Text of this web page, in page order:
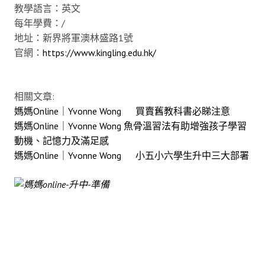
教學語言：英文
每年學費：/
地址：新界將軍澳林盛路1號
官網： https://www.kingling.edu.hk/
相關文章:
媽媽Online｜Yvonne Wong 買賣舊教科書必睇注意
媽媽Online｜Yvonne Wong 魚骨溫習法有助增強孩子學習
動機、記憶力及滿足感
媽媽Online｜Yvonne Wong 小五小六學生升中三大部署